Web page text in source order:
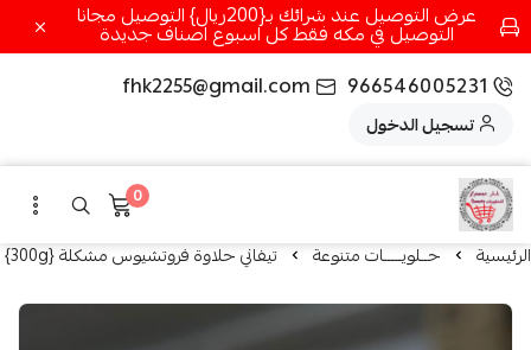
عرض التوصيل عند شرائك بـ{200ريال} التوصيل مجانا
التوصيل في مكه فقط كل اسبوع اصناف جديدة
966546005231
fhk2255@gmail.com
تسجيل الدخول
0
الرئيسية حــلويـــــات متنوعة تيفاني حلاوة فروتشيوس مشكلة {300g}